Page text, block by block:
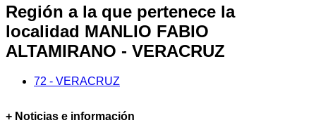
Región a la que pertenece la
localidad MANLIO FABIO
ALTAMIRANO - VERACRUZ
72 - VERACRUZ
+ Noticias e información